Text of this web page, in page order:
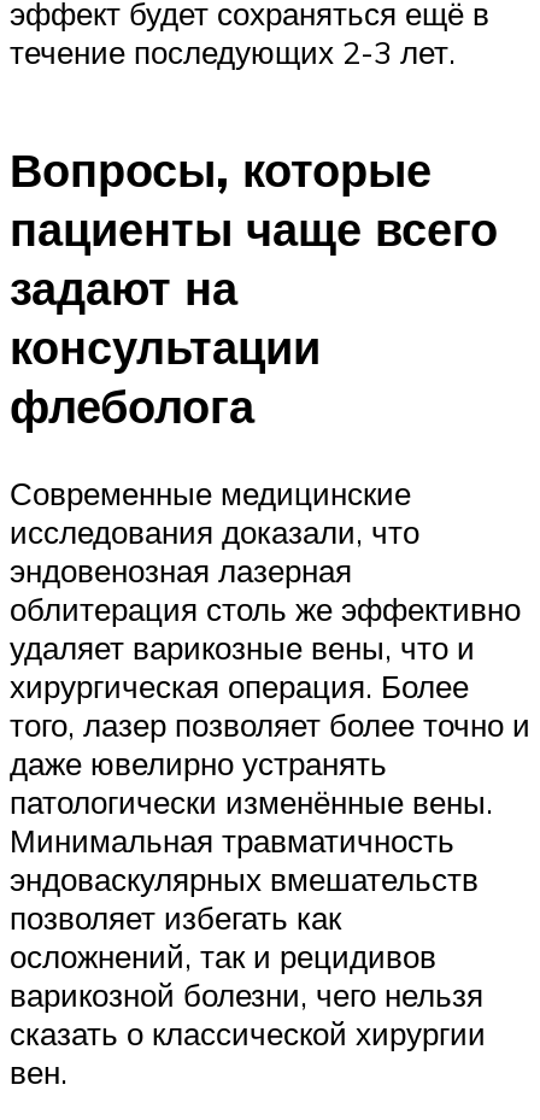
эффект будет сохраняться ещё в
течение последующих 2-3 лет.
Вопросы, которые
пациенты чаще всего
задают на
консультации
флеболога
Современные медицинские
исследования доказали, что
эндовенозная лазерная
облитерация столь же эффективно
удаляет варикозные вены, что и
хирургическая операция. Более
того, лазер позволяет более точно и
даже ювелирно устранять
патологически изменённые вены.
Минимальная травматичность
эндоваскулярных вмешательств
позволяет избегать как
осложнений, так и рецидивов
варикозной болезни, чего нельзя
сказать о классической хирургии
вен.